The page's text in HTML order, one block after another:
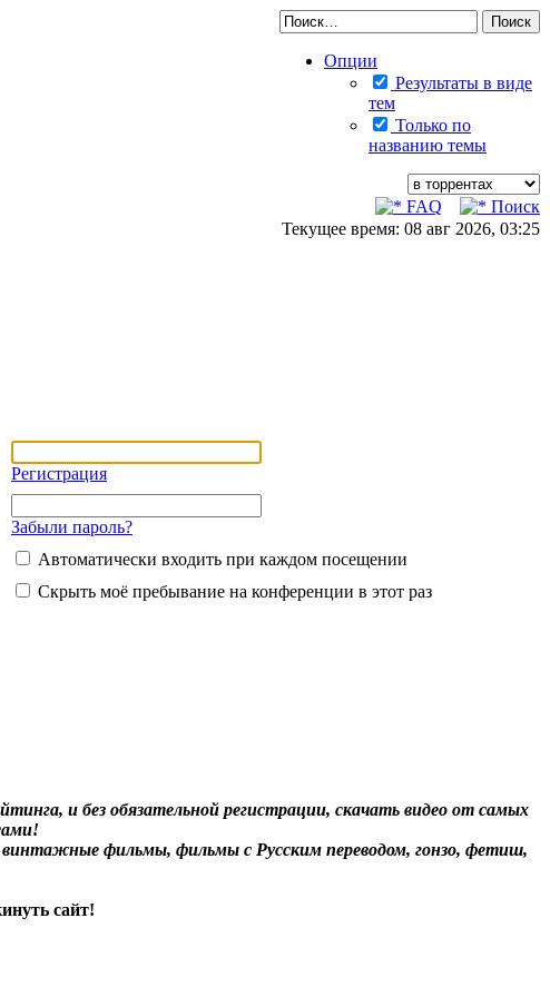
Опции
Результаты в виде
тем
Только по
названию темы
FAQ
Поиск
Текущее время: 08 авг 2026, 03:25
Регистрация
Забыли пароль?
Автоматически входить при каждом посещении
Скрыть моё пребывание на конференции в этот раз
и без обязательной регистрации, скачать видео от самых
фильмы, фильмы с Русским переводом, гонзо, фетиш,
сайт!